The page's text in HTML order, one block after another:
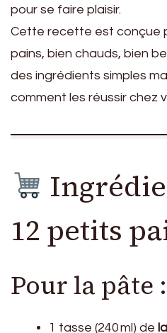
pour se faire plaisir.
Cette recette est conçue
pains, bien chauds, bien
des ingrédients simples
comment les réussir chez
12 petits
Pour la pâte :
1 tasse (240 ml) de